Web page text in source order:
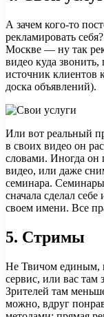
А зачем кого-то
рекламировать
Москве — ну так
видео куда
источник клиентов
доска объявлений).
Или вот реальный
в своих видео он
словами. Иногда он
видео, или даже
семинара.
сначала сделал
своем имени. Все
5. Стримы
Не Твичом единым,
сервис, или вас
Зрителей там
можно, вдруг